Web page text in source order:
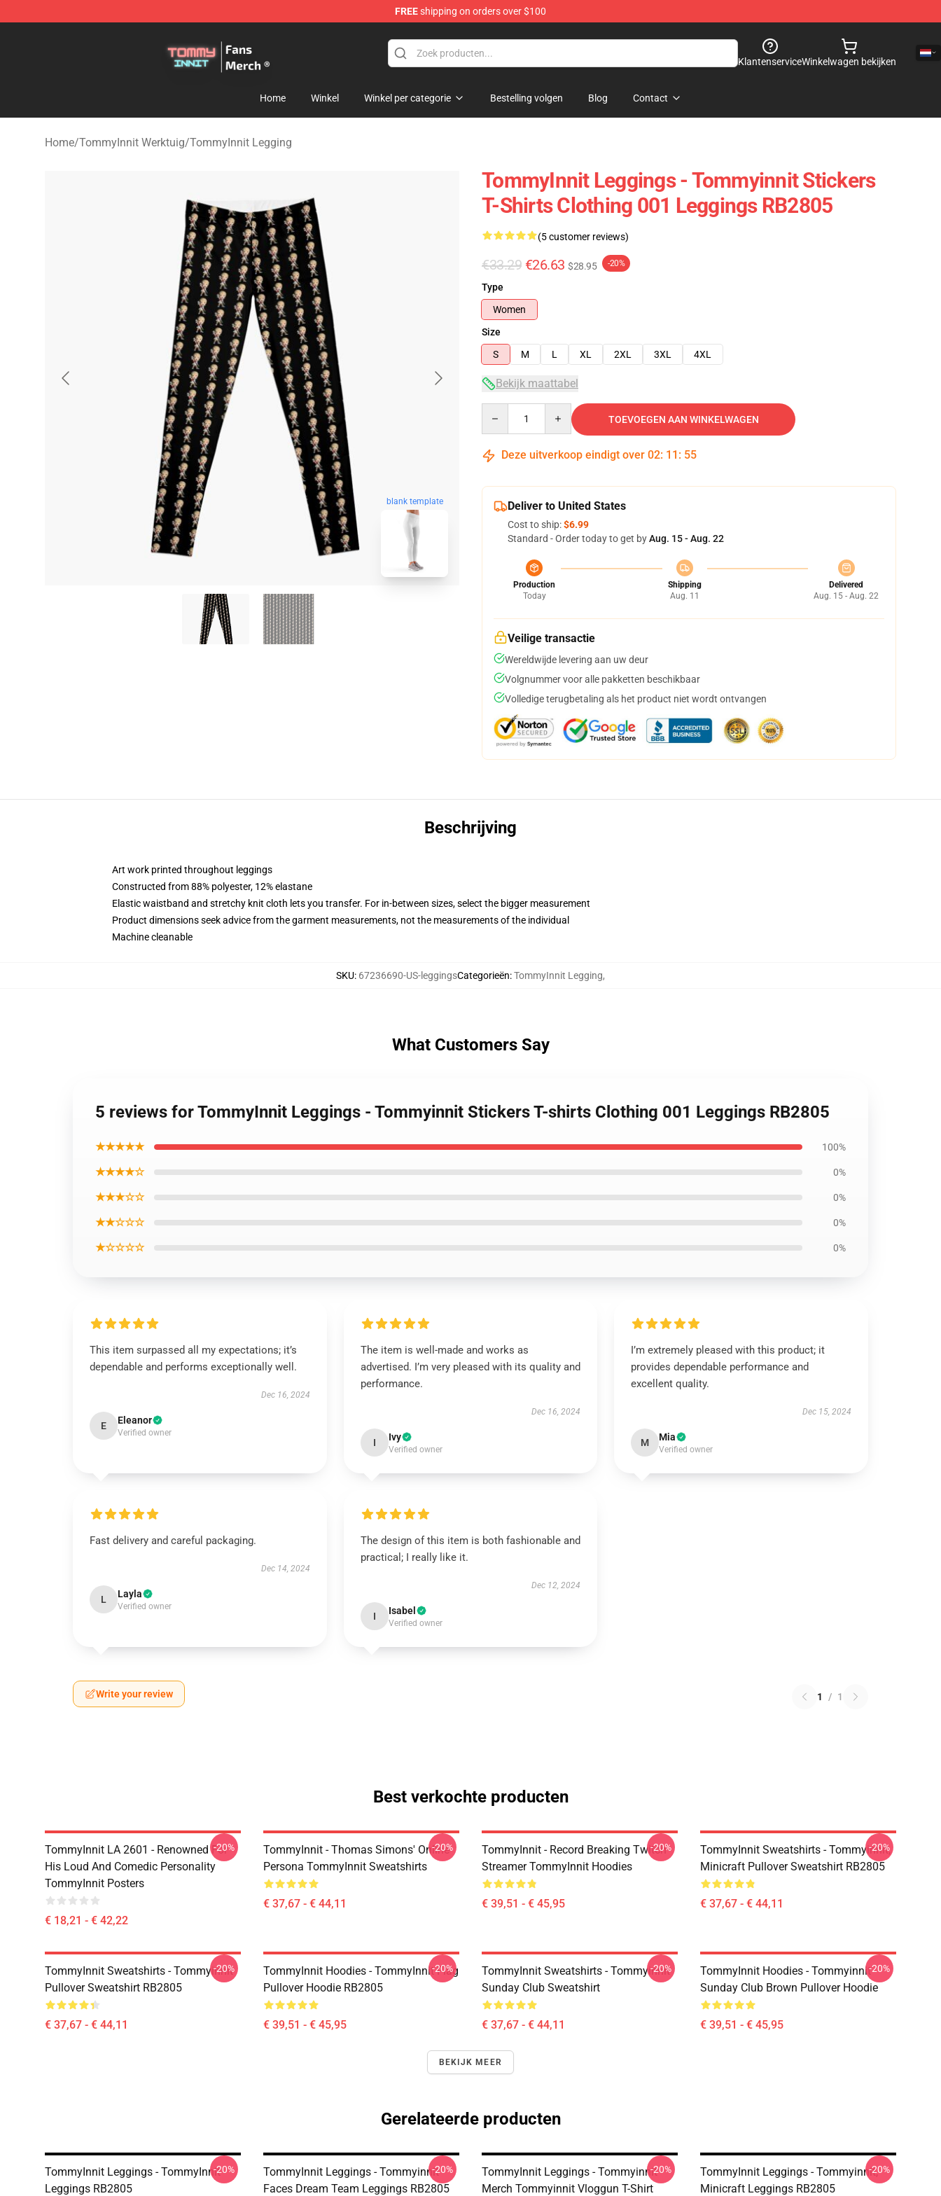
FREEshipping on orders over $100
KlantenserviceWinkelwagen bekijken
Home Winkel Winkel per categorie Bestelling volgen Blog Contact
Home/TommyInnit Werktuig/TommyInnit Legging
blank template
TommyInnit Leggings - Tommyinnit Stickers
T-Shirts Clothing 001 Leggings RB2805
(5 customer reviews)
€33.29 €26.63 $28.95 -20%
Type
Women
Size
S
M L XL 2XL 3XL 4XL
Bekijk maattabel
TOEVOEGEN AAN WINKELWAGEN
Deze uitverkoop eindigt over 02: 11 : 54
Deliver to United States
Cost to ship:$6.99
Standard - Order today to get byAug. 15 - Aug. 22
Production
Today
Shipping
Aug. 11
Delivered
Aug. 15 - Aug. 22
Veilige transactie
Wereldwijde levering aan uw deur
Volgnummer voor alle pakketten beschikbaar
Volledige terugbetaling als het product niet wordt ontvangen
Beschrijving
Art work printed throughout leggings
Constructed from 88% polyester, 12% elastane
Elastic waistband and stretchy knit cloth lets you transfer. For in-between sizes, select the bigger measurement
Product dimensions seek advice from the garment measurements, not the measurements of the individual
Machine cleanable
SKU: 67236690-US-leggingsCategorieën:TommyInnit Legging,
What Customers Say
5 reviews for TommyInnit Leggings - Tommyinnit Stickers T-shirts Clothing 001 Leggings RB2805
★★★★★ 100%
★★★★☆ 0%
★★★☆☆ 0%
★★☆☆☆ 0%
★☆☆☆☆ 0%
This item surpassed all my expectations; it’s
dependable and performs exceptionally well.
Dec 16, 2024
E Eleanor
Verified owner
The item is well-made and works as
advertised. I’m very pleased with its quality and
performance.
Dec 16, 2024
I Ivy
Verified owner
I’m extremely pleased with this product; it
provides dependable performance and
excellent quality.
Dec 15, 2024
M Mia
Verified owner
Fast delivery and careful packaging.
Dec 14, 2024
L Layla
Verified owner
The design of this item is both fashionable and
practical; I really like it.
Dec 12, 2024
I Isabel
Verified owner
Write your review 1 / 1
Best verkochte producten
TommyInnit LA 2601 - Renowned For
His Loud And Comedic Personality
TommyInnit Posters
€ 18,21 - € 42,22
-20%
TommyInnit - Thomas Simons' Online
Persona TommyInnit Sweatshirts
€ 37,67 - € 44,11
-20%
TommyInnit - Record Breaking Twitch
Streamer TommyInnit Hoodies
€ 39,51 - € 45,95
-20%
TommyInnit Sweatshirts - Tommyinnit,
Minicraft Pullover Sweatshirt RB2805
€ 37,67 - € 44,11
-20%
TommyInnit Sweatshirts - Tommyinnit
Pullover Sweatshirt RB2805
€ 37,67 - € 44,11
-20%
TommyInnit Hoodies - TommyInnit Flag
Pullover Hoodie RB2805
€ 39,51 - € 45,95
-20%
TommyInnit Sweatshirts - Tommyinnit
Sunday Club Sweatshirt
€ 37,67 - € 44,11
-20%
TommyInnit Hoodies - Tommyinnit
Sunday Club Brown Pullover Hoodie
€ 39,51 - € 45,95
-20%
BEKIJK MEER
Gerelateerde producten
TommyInnit Leggings - TommyInnit
Leggings RB2805
-20%
TommyInnit Leggings - Tommyinnit
Faces Dream Team Leggings RB2805
-20%
TommyInnit Leggings - Tommyinnit
Merch Tommyinnit Vloggun T-Shirt
-20%
TommyInnit Leggings - Tommyinnit,
Minicraft Leggings RB2805
-20%